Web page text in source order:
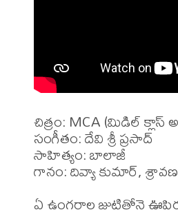
చిత్రం: MCA (మిడిల్ క్లాస్
సంగీతం: దేవి శ్రీ ప్రసాద్
సాహిత్యం: బాలాజీ
గానం: దివ్యా కుమార్,
ఏ ఉంగరాల జుట్టితోనె